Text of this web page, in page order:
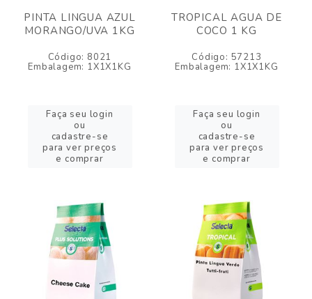
PINTA LINGUA AZUL
MORANGO/UVA 1KG
Código: 8021
Embalagem: 1X1X1KG
Faça seu login
ou
cadastre-se
para ver preços
e comprar
TROPICAL AGUA DE
COCO 1 KG
Código: 57213
Embalagem: 1X1X1KG
Faça seu login
ou
cadastre-se
para ver preços
e comprar